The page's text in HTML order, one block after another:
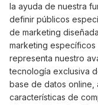
la ayuda de nuestra
definir públicos
de marketing
marketing específicos
representa nuestro
tecnología exclusiva
base de datos online,
características de